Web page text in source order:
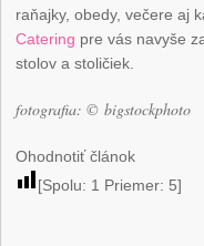
raňajky, obedy, večere aj
Catering pre vás navyše
stolov a stoličiek.
fotografia: © bigstockphoto
Ohodnotiť článok
[Spolu: 1 Priemer: 5]